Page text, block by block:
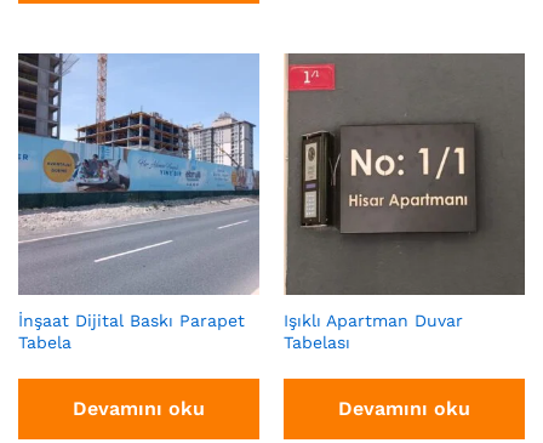
İnşaat Dijital Baskı Parapet
Tabela
Devamını oku
Işıklı Apartman Duvar
Tabelası
Devamını oku